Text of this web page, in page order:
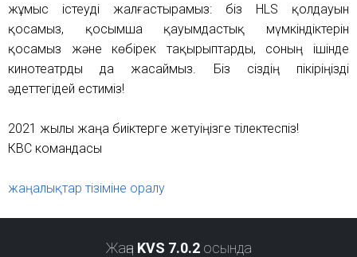
жұмыс істеуді жалғастырамыз: біз HLS қолдауын
қосамыз, қосымша қауымдастық мүмкіндіктерін
қосамыз және көбірек тақырыптарды, соның ішінде
кинотеатрды да жасаймыз. Біз сіздің пікіріңізді
әдеттегідей естиміз!
2021 жылы жаңа биіктерге жетуіңізге тілектеспіз!
КВС командасы
жаңалықтар тізіміне оралу
Жаңа KVS 7.0.2осында